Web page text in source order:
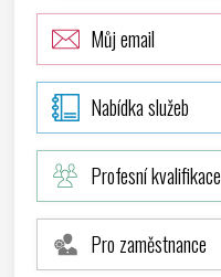
Můj email
Nabídka služeb
Profesní kvalifikace
Pro zaměstnance